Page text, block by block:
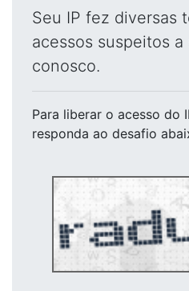
Seu IP fez diversas
acessos suspeitos
conosco.
Para liberar o acesso do
responda ao desafio